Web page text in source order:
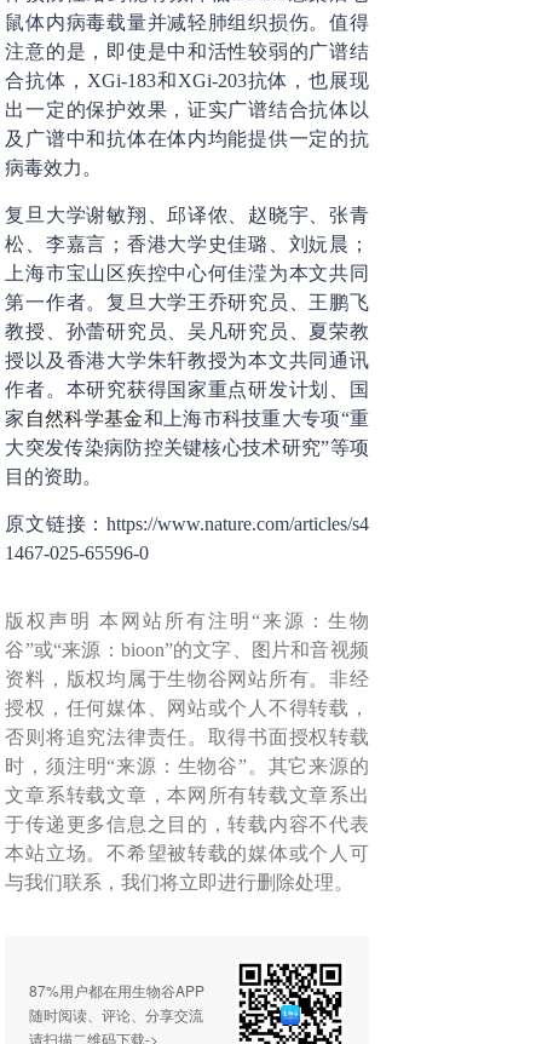
鼠体内病毒载量并减轻肺组织损伤。值得
注意的是，即使是中和活性较弱的广谱结
合抗体，XGi-183和XGi-203抗体，也展现
出一定的保护效果，证实广谱结合抗体以
及广谱中和抗体在体内均能提供一定的抗
病毒效力。
复旦大学谢敏翔、邱译侬、赵晓宇、张青
松、李嘉言；香港大学史佳璐、刘妧晨；
上海市宝山区疾控中心何佳滢为本文共同
第一作者。复旦大学王乔研究员、王鹏飞
教授、孙蕾研究员、吴凡研究员、夏荣教
授以及香港大学朱轩教授为本文共同通讯
作者。本研究获得国家重点研发计划、国
家 自然科学基金和上海市科技重大专项“重
大突发传染病防控关键核心技术研究”等项
目的资助。
原文链接：https://www.nature.com/articles/s4
1467-025-65596-0
版权声明 本网站所有注明“来源：生物
谷”或“来源：bioon”的文字、图片和音视频
资料，版权均属于生物谷网站所有。非经
授权，任何媒体、网站或个人不得转载，
否则将追究法律责任。取得书面授权转载
时，须注明“来源：生物谷”。其它来源的
文章系转载文章，本网所有转载文章系出
于传递更多信息之目的，转载内容不代表
本站立场。不希望被转载的媒体或个人可
与我们联系，我们将立即进行删除处理。
87%用户都在用生物谷APP
随时阅读、评论、分享交流
请扫描二维码下载->